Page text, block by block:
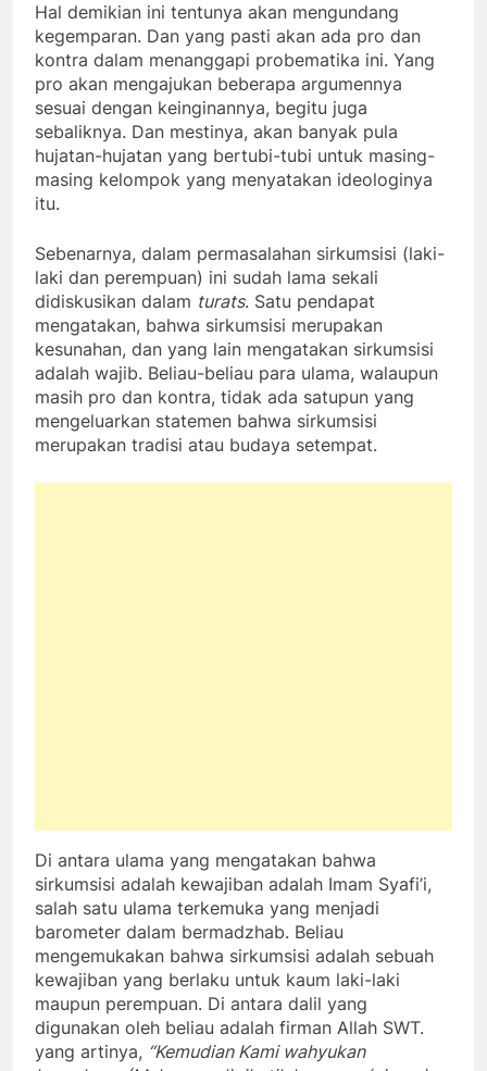
Hal demikian ini tentunya akan mengundang
kegemparan. Dan yang pasti akan ada pro dan
kontra dalam menanggapi probematika ini. Yang
pro akan mengajukan beberapa argumennya
sesuai dengan keinginannya, begitu juga
sebaliknya. Dan mestinya, akan banyak pula
hujatan-hujatan yang bertubi-tubi untuk masing-
masing kelompok yang menyatakan ideologinya
itu.
Sebenarnya, dalam permasalahan sirkumsisi (laki-
laki dan perempuan) ini sudah lama sekali
didiskusikan dalam turats. Satu pendapat
mengatakan, bahwa sirkumsisi merupakan
kesunahan, dan yang lain mengatakan sirkumsisi
adalah wajib. Beliau-beliau para ulama, walaupun
masih pro dan kontra, tidak ada satupun yang
mengeluarkan statemen bahwa sirkumsisi
merupakan tradisi atau budaya setempat.
Di antara ulama yang mengatakan bahwa
sirkumsisi adalah kewajiban adalah Imam Syafi’i,
salah satu ulama terkemuka yang menjadi
barometer dalam bermadzhab. Beliau
mengemukakan bahwa sirkumsisi adalah sebuah
kewajiban yang berlaku untuk kaum laki-laki
maupun perempuan. Di antara dalil yang
digunakan oleh beliau adalah firman Allah SWT.
yang artinya, “Kemudian Kami wahyukan